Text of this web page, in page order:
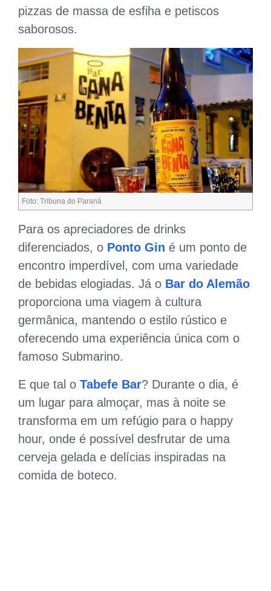
pizzas de massa de esfiha e petiscos
saborosos.
Foto: Tribuna do Paraná
Para os apreciadores de drinks
diferenciados, o Ponto Gin é um ponto de
encontro imperdível, com uma variedade
de bebidas elogiadas. Já o Bar do Alemão
proporciona uma viagem à cultura
germânica, mantendo o estilo rústico e
oferecendo uma experiência única com o
famoso Submarino.
E que tal o Tabefe Bar? Durante o dia, é
um lugar para almoçar, mas à noite se
transforma em um refúgio para o happy
hour, onde é possível desfrutar de uma
cerveja gelada e delícias inspiradas na
comida de boteco.